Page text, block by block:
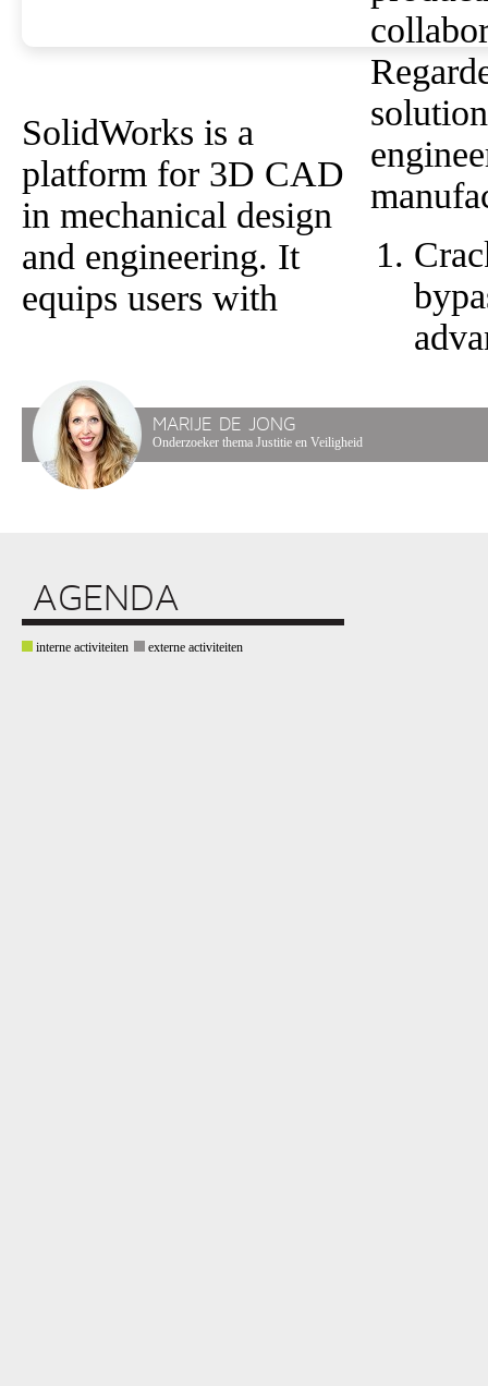
SolidWorks is a
platform for 3D CAD
in mechanical design
and engineering. It
equips users with
MARIJE DE JONG
Onderzoeker thema Justitie en Veiligheid
AGENDA
interne activiteiten externe activiteiten